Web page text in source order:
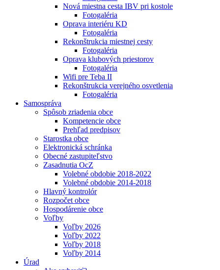
Nová miestna cesta IBV pri kostole
Fotogaléria
Oprava interiéru KD
Fotogaléria
Rekonštrukcia miestnej cesty
Fotogaléria
Oprava klubových priestorov
Fotogaléria
Wifi pre Teba II
Rekonštrukcia verejného osvetlenia
Fotogaléria
Samospráva
Spôsob zriadenia obce
Kompetencie obce
Prehľad predpisov
Starostka obce
Elektronická schránka
Obecné zastupiteľstvo
Zasadnutia OcZ
Volebné obdobie 2018-2022
Volebné obdobie 2014-2018
Hlavný kontrolór
Rozpočet obce
Hospodárenie obce
Voľby
Voľby 2026
Voľby 2022
Voľby 2018
Voľby 2014
Úrad